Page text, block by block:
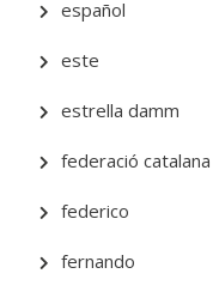
español
este
estrella damm
federació
federico
fernando